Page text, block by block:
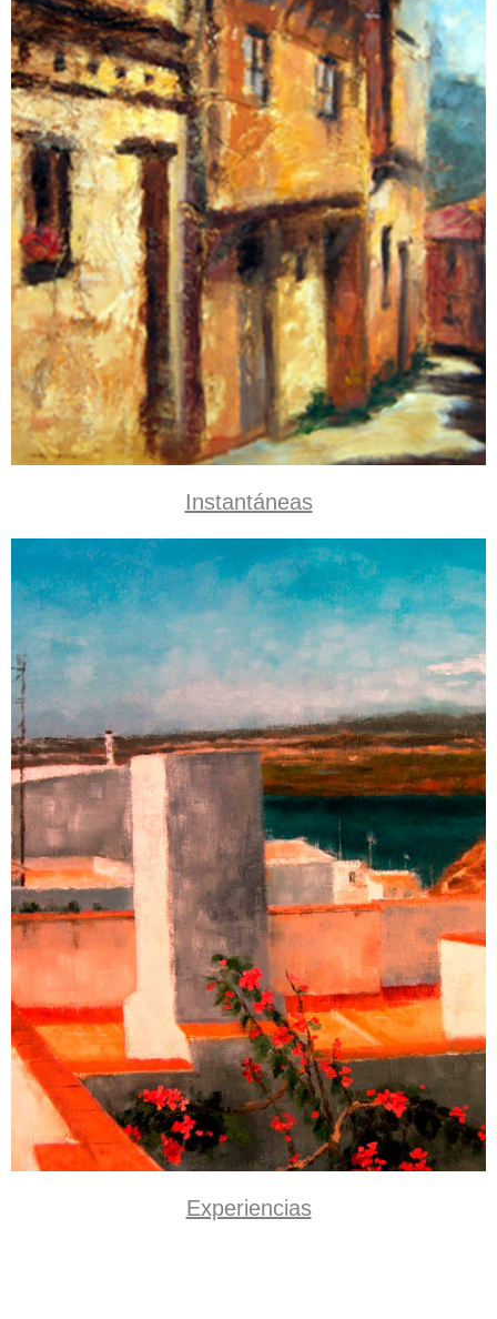
Instantáneas
Experiencias